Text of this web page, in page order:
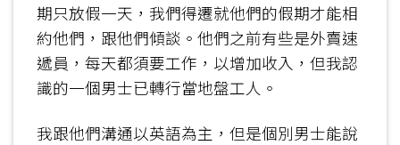
期只放假一天，我們得遷就他們的假期才能相
約他們，跟他們傾談。他們之前有些是外賣速
遞員，每天都須要工作，以增加收入，但我認
識的一個男士已轉行當地盤工人。
我跟他們溝通以英語為主，但是個別男士能說